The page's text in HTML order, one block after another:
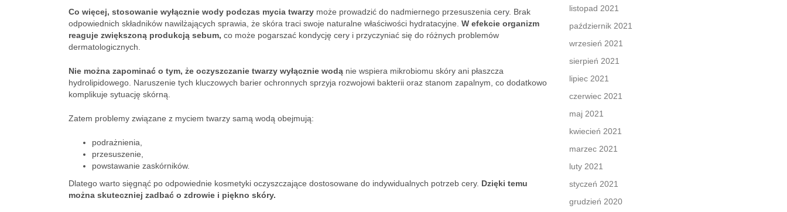
Co więcej, stosowanie wyłącznie wody podczas mycia twarzy może prowadzić do nadmiernego przesuszenia cery. Brak
odpowiednich składników nawilżających sprawia, że skóra traci swoje naturalne właściwości hydratacyjne. W efekcie organizm
reaguje zwiększoną produkcją sebum, co może pogarszać kondycję cery i przyczyniać się do różnych problemów
dermatologicznych.
Nie można zapominać o tym, że oczyszczanie twarzy wyłącznie wodą nie wspiera mikrobiomu skóry ani płaszcza
hydrolipidowego. Naruszenie tych kluczowych barier ochronnych sprzyja rozwojowi bakterii oraz stanom zapalnym, co dodatkowo
komplikuje sytuację skórną.
Zatem problemy związane z myciem twarzy samą wodą obejmują:
podrażnienia,
przesuszenie,
powstawanie zaskórników.
Dlatego warto sięgnąć po odpowiednie kosmetyki oczyszczające dostosowane do indywidualnych potrzeb cery. Dzięki temu
można skuteczniej zadbać o zdrowie i piękno skóry.
listopad 2021
październik 2021
wrzesień 2021
sierpień 2021
lipiec 2021
czerwiec 2021
maj 2021
kwiecień 2021
marzec 2021
luty 2021
styczeń 2021
grudzień 2020